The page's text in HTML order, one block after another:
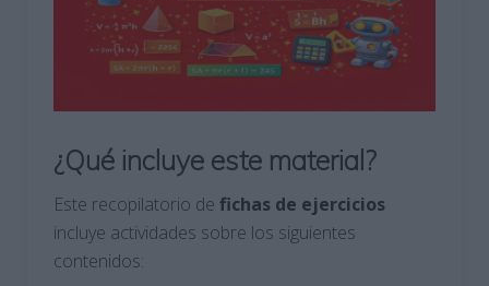
¿Qué incluye este material?
Este recopilatorio de fichas de ejercicios
incluye actividades sobre los siguientes
contenidos: